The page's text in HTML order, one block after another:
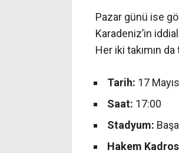
Pazar günü ise
Karadeniz’in
Her iki takımın
Tarih: 17
Saat: 17:00
Stadyum:
Hakem